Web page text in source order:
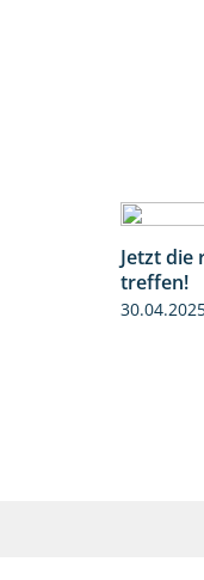
Jetzt die
treffen!